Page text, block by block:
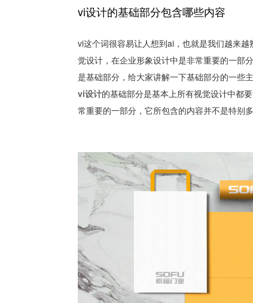
vi设计的基础部分包含哪些内容
vi这个词很容易让人想到ai，也就是我们越来
觉设计，在企业形象设计中是非常重要的一部
是基础部分，给大家讲解一下基础部分的一些主
vi设计的基础部分是基本上所有视觉设计中都
常重要的一部分，它所包含的内容并不是特别